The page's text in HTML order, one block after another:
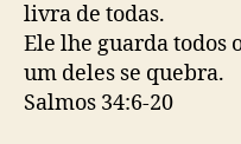
livra de todas.
Ele lhe guarda todos
um deles se quebra.
Salmos 34:6-20